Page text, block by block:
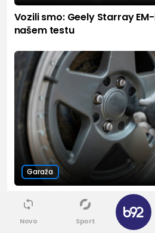
Vozili smo: Geely Starray
našem testu
Garaža
Da li nove gume treba
Novo Sport